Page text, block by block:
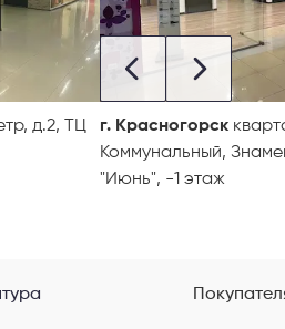
д.2, ТЦ
г. Красногорск
Коммунальный,
"Июнь", -1 этаж